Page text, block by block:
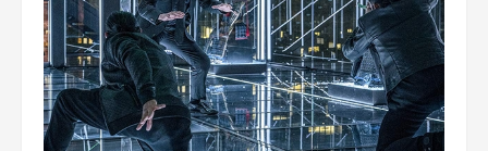
Bestia
salvaje,
American
Horror
Story:
1984
y
How
to